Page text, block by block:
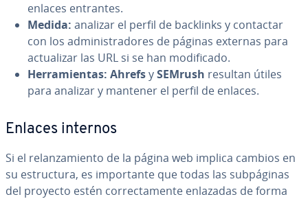
enlaces entrantes.
Medida: analizar el perfil de backlinks y contactar
con los ad­mi­ni­s­tra­do­res de páginas externas para
ac­tua­li­zar las URL si se han mo­di­fi­ca­do.
He­rra­mie­n­tas: AhrefsySEMrush resultan útiles
para analizar y mantener el perfil de enlaces.
Enlaces internos
Si el re­la­n­za­mie­n­to de la página web implica cambios en
su es­tru­c­tu­ra, es im­po­r­ta­n­te que todas las su­b­pá­gi­nas
del proyecto estén co­rre­c­ta­me­n­te enlazadas de forma